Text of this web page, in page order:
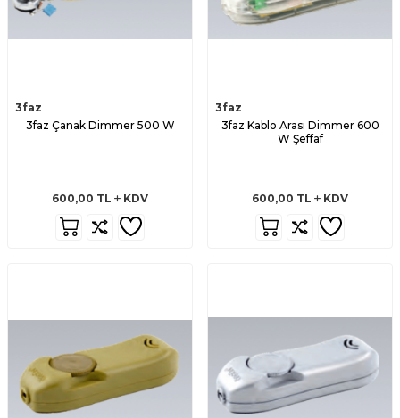
3faz
3faz Çanak Dimmer 500 W
600,00 TL KDV
3faz
3faz Kablo Arası Dimmer 600
W Şeffaf
600,00 TL KDV